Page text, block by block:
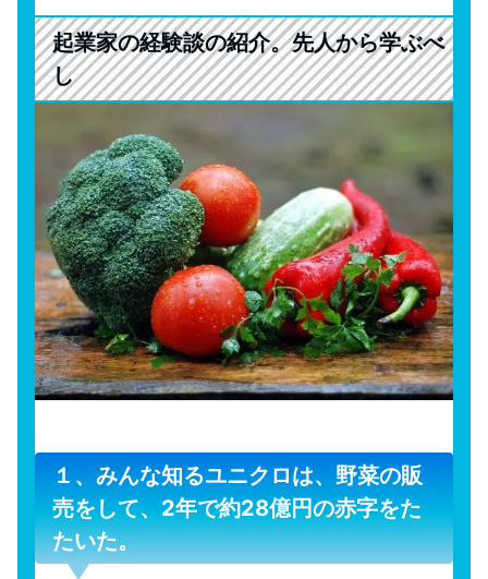
起業家の経験談の紹介。先人から学ぶべ
し
１、みんな知るユニクロは、野菜の販
売をして、2年で約28億円の赤字をた
たいた。